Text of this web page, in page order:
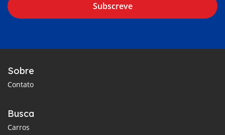
Subscreve
Sobre
Contato
Busca
Carros